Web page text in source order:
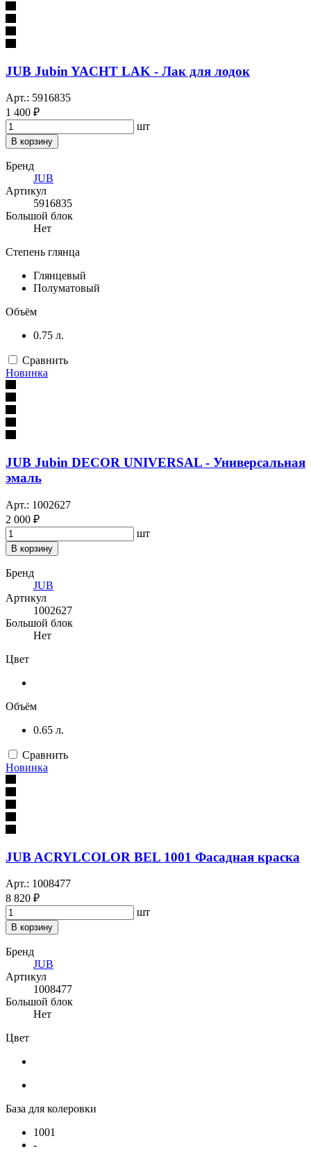
JUB Jubin YACHT LAK - Лак для лодок
Арт.: 5916835
1 400 ₽
шт
В корзину
Бренд
JUB
Артикул
5916835
Большой блок
Нет
Степень глянца
Глянцевый
Полуматовый
Объём
0.75 л.
Сравнить
Новинка
JUB Jubin DECOR UNIVERSAL - Универсальная
эмаль
Арт.: 1002627
2 000 ₽
шт
В корзину
Бренд
JUB
Артикул
1002627
Большой блок
Нет
Цвет
Объём
0.65 л.
Сравнить
Новинка
JUB ACRYLCOLOR BEL 1001 Фасадная краска
Арт.: 1008477
8 820 ₽
шт
В корзину
Бренд
JUB
Артикул
1008477
Большой блок
Нет
Цвет
База для колеровки
1001
-